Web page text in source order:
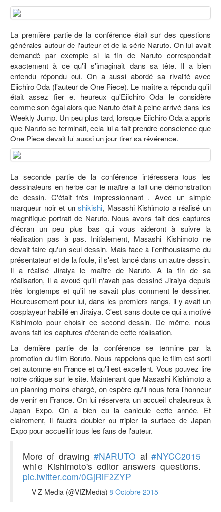
La première partie de la conférence était sur des questions
générales autour de l'auteur et de la série Naruto. On lui avait
demandé par exemple si la fin de Naruto correspondait
exactement à ce qu'il s'imaginait dans sa tête. Il a bien
entendu répondu oui. On a aussi abordé sa rivalité avec
Eiichiro Oda (l'auteur de One Piece). Le maître a répondu qu'il
était assez fier et heureux qu'Eiichiro Oda le considère
comme son égal alors que Naruto était à peine arrivé dans les
Weekly Jump. Un peu plus tard, lorsque Eiichiro Oda a appris
que Naruto se terminait, cela lui a fait prendre conscience que
One Piece devait lui aussi un jour tirer sa révérence.
La seconde partie de la conférence intéressera tous les
dessinateurs en herbe car le maître a fait une démonstration
de dessin. C'était très impressionnant . Avec un simple
marqueur noir et unshikishi, Masashi Kishimoto a réalisé un
magnifique portrait de Naruto. Nous avons fait des captures
d'écran un peu plus bas qui vous aideront à suivre la
réalisation pas à pas. Initialement, Masashi Kishimoto ne
devait faire qu'un seul dessin. Mais face à l'enthousiasme du
présentateur et de la foule, il s'est lancé dans un autre dessin.
Il a réalisé Jiraiya le maître de Naruto. A la fin de sa
réalisation, il a avoué qu'il n'avait pas dessiné Jiraiya depuis
très longtemps et qu'il ne savait plus comment le dessiner.
Heureusement pour lui, dans les premiers rangs, il y avait un
cosplayeur habillé en Jiraiya. C'est sans doute ce qui a motivé
Kishimoto pour choisir ce second dessin. De même, nous
avons fait les captures d'écran de cette réalisation.
La dernière partie de la conférence se termine par la
promotion du film Boruto. Nous rappelons que le film est sorti
cet automne en France et qu'il est excellent. Vous pouvez lire
notre critique sur le site. Maintenant que Masashi Kishimoto a
un planning moins chargé, on espère qu'il nous fera l'honneur
de venir en France. On lui réservera un accueil chaleureux à
Japan Expo. On a bien eu la canicule cette année. Et
clairement, il faudra doubler ou tripler la surface de Japan
Expo pour accueillir tous les fans de l'auteur.
More of drawing#NARUTO at#NYCC2015
while Kishimoto's editor answers questions.
pic.twitter.com/0GjRiF2ZYP
— VIZ Media (@VIZMedia) 8 Octobre 2015